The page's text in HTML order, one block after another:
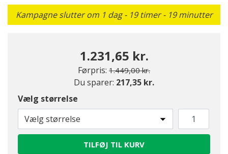
Kampagne slutter om 1 dag - 19 timer - 19 minutter
1.231,65 kr.
Førpris: Pris nedsat fra
1.449,00 kr.til
Du sparer: 217,35 kr.
Vælg størrelse
Vælg størrelse
TILFØJ TIL KURV